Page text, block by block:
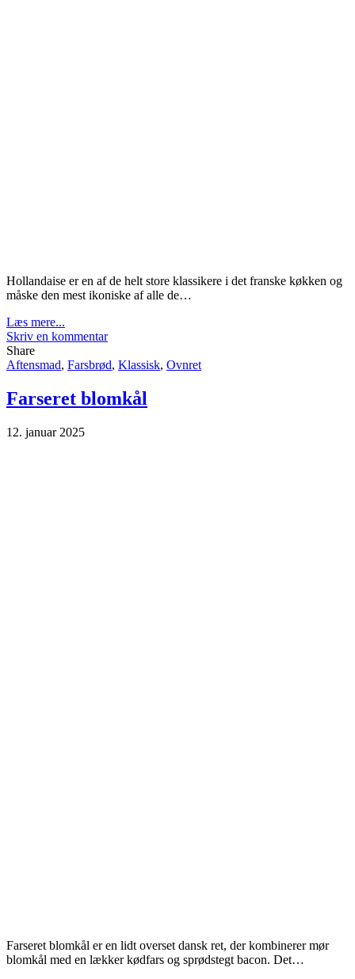
Hollandaise er en af de helt store klassikere i det franske køkken og
måske den mest ikoniske af alle de…
Læs mere...
Skriv en kommentar
Share
Aftensmad, Farsbrød, Klassisk, Ovnret
Farseret blomkål
12. januar 2025
Farseret blomkål er en lidt overset dansk ret, der kombinerer mør
blomkål med en lækker kødfars og sprødstegt bacon. Det…